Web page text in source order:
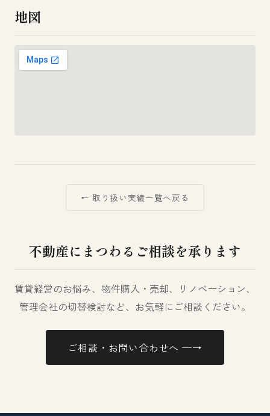
地図
← 取り扱い実績一覧へ戻る
不動産にまつわるご相談を承ります
賃貸経営のお悩み、物件購入・売却、リノベーション、
管理会社の切替検討など、お気軽にご相談ください。
ご相談・お問い合わせへ ─→